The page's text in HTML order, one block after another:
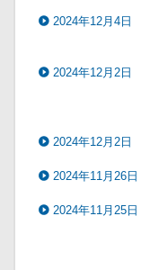
2024年12月4日
2024年12月2日
2024年12月2日
2024年11月26日
2024年11月25日